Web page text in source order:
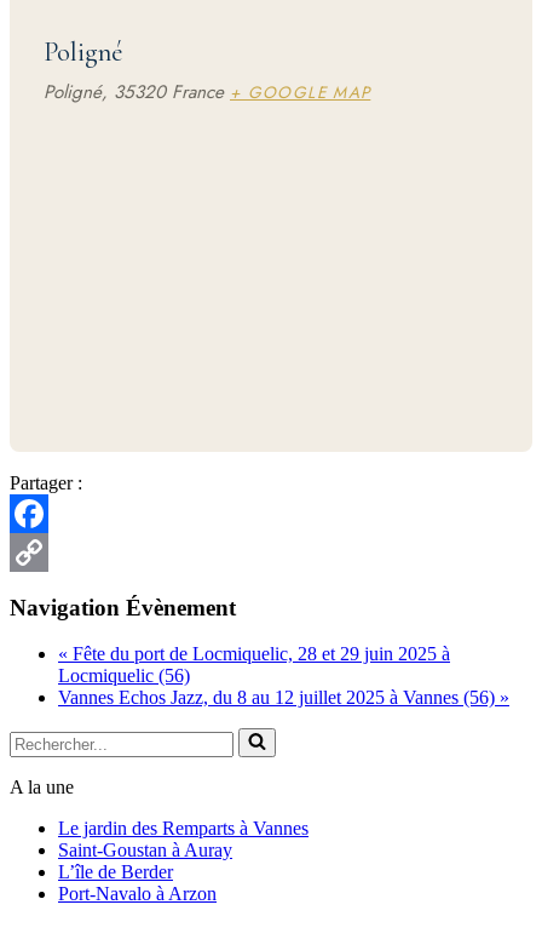
Poligné
Poligné, 35320 France + GOOGLE MAP
Partager :
Facebook
Navigation Évènement
« Fête du port de Locmiquelic, 28 et 29 juin 2025 à
Locmiquelic (56)
Vannes Echos Jazz, du 8 au 12 juillet 2025 à Vannes (56) »
Rechercher...
A la une
Le jardin des Remparts à Vannes
Saint-Goustan à Auray
L’île de Berder
Port-Navalo à Arzon